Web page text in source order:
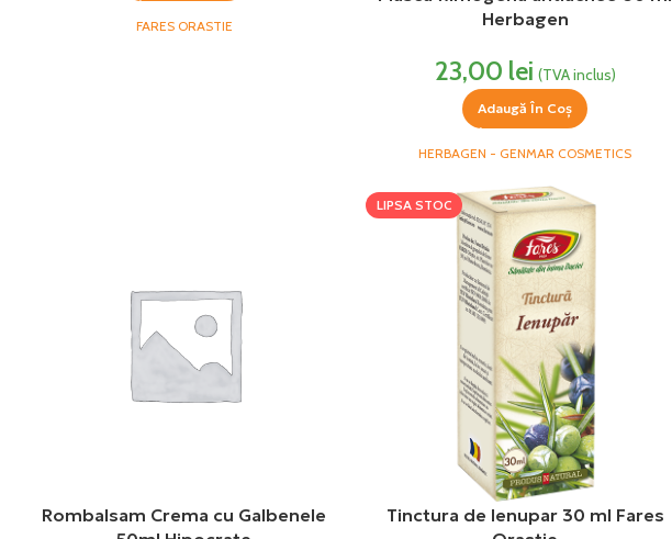
FARES ORASTIE
Herbagen
23,00 lei (TVA inclus)
Adaugă În Coș
HERBAGEN - GENMAR COSMETICS
Rombalsam Crema cu Galbenele
LIPSA STOC
Tinctura de Ienupar 30 ml Fares